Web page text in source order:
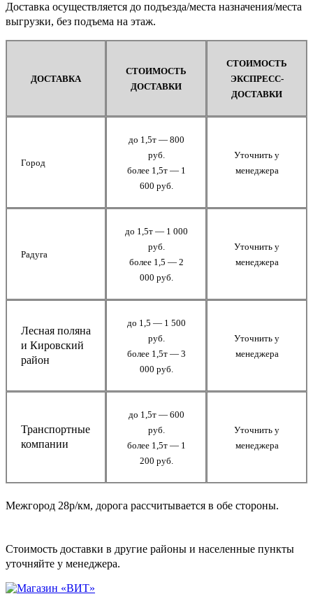
Доставка осуществляется до подъезда/места назначения/места
выгрузки, без подъема на этаж.
ДОСТАВКА
СТОИМОСТЬ
ДОСТАВКИ
СТОИМОСТЬ
ЭКСПРЕСС-
ДОСТАВКИ
Город
до 1,5т — 800
руб.
более 1,5т — 1
600 руб.
Уточнить у
менеджера
Радуга
до 1,5т — 1 000
руб.
более 1,5 — 2
000 руб.
Уточнить у
менеджера
Лесная поляна
и Кировский
район
до 1,5 — 1 500
руб.
более 1,5т — 3
000 руб.
Уточнить у
менеджера
Транспортные
компании
до 1,5т — 600
руб.
более 1,5т — 1
200 руб.
Уточнить у
менеджера
Межгород 28р/км, дорога рассчитывается в обе стороны.
Стоимость доставки в другие районы и населенные пункты
уточняйте у менеджера.